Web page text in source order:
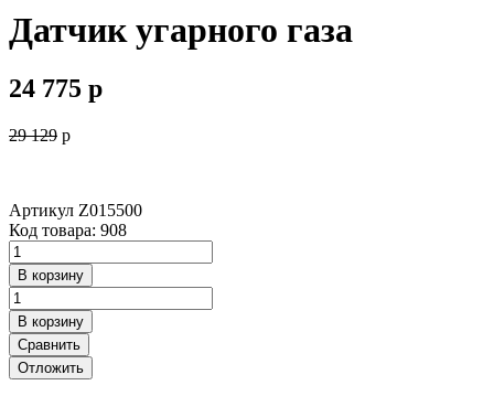
Датчик угарного газа
24 775 p
29 129 p
Артикул Z015500
Код товара: 908
В корзину
В корзину
Сравнить
Отложить